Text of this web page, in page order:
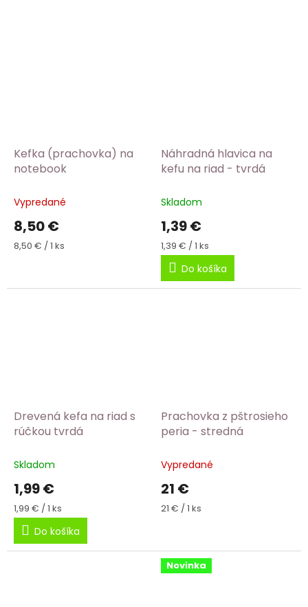
Kefka (prachovka) na
notebook
Vypredané
8,50 €
Jednotková
8,50 € / 1 ks
Náhradná hlavica na
kefu na riad - tvrdá
Skladom
1,39 €
Jednotková
cena:
1,39 € / 1 ks
Do košíka
Drevená kefa na riad s
rúčkou tvrdá
Skladom
1,99 €
Jednotková
cena:
1,99 € / 1 ks
Do košíka
Prachovka z pštrosieho
peria - stredná
Vypredané
21 €
Jednotková
21 € / 1 ks
Novinka